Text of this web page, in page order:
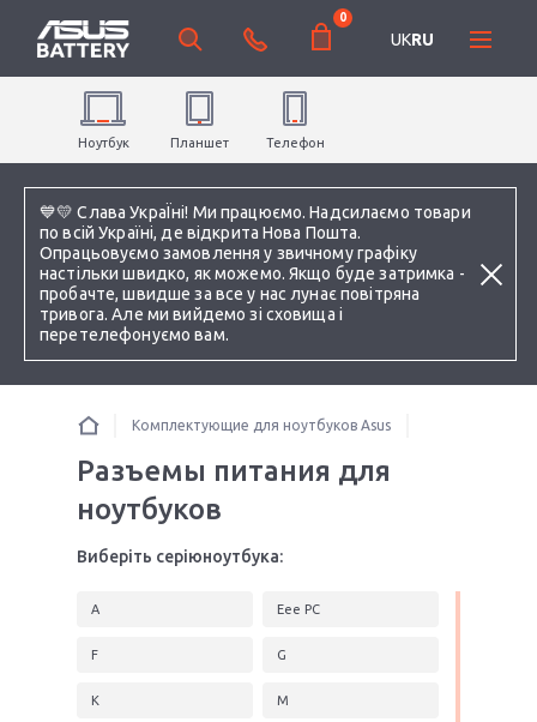
💙💛 Слава УкраЇні! Ми працюємо. Надсилаємо товари
по всій Україні, де відкрита Нова Пошта.
Опрацьовуємо замовлення у звичному графіку
настільки швидко, як можемо. Якщо буде затримка -
пробачте, швидше за все у нас лунає повітряна
тривога. Але ми вийдемо зі сховища і
перетелефонуємо вам.
0
UKRU
Ноутбук Планшет Телефон
Комплектующие для ноутбуков Asus
Разъемы питания для
ноутбуков
Виберіть серіюноутбука:
A Eee PC
F G
K M